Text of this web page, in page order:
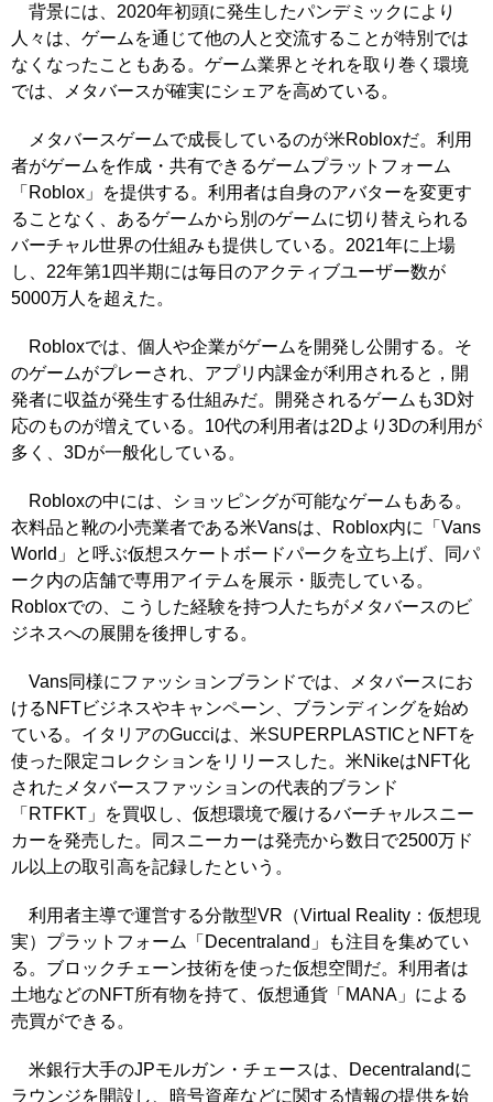
背景には、2020年初頭に発生したパンデミックにより
人々は、ゲームを通じて他の人と交流することが特別では
なくなったこともある。ゲーム業界とそれを取り巻く環境
では、メタバースが確実にシェアを高めている。
メタバースゲームで成長しているのが米Robloxだ。利用
者がゲームを作成・共有できるゲームプラットフォーム
「Roblox」を提供する。利用者は自身のアバターを変更す
ることなく、あるゲームから別のゲームに切り替えられる
バーチャル世界の仕組みも提供している。2021年に上場
し、22年第1四半期には毎日のアクティブユーザー数が
5000万人を超えた。
Robloxでは、個人や企業がゲームを開発し公開する。そ
のゲームがプレーされ、アプリ内課金が利用されると，開
発者に収益が発生する仕組みだ。開発されるゲームも3D対
応のものが増えている。10代の利用者は2Dより3Dの利用が
多く、3Dが一般化している。
Robloxの中には、ショッピングが可能なゲームもある。
衣料品と靴の小売業者である米Vansは、Roblox内に「Vans
World」と呼ぶ仮想スケートボードパークを立ち上げ、同パ
ーク内の店舗で専用アイテムを展示・販売している。
Robloxでの、こうした経験を持つ人たちがメタバースのビ
ジネスへの展開を後押しする。
Vans同様にファッションブランドでは、メタバースにお
けるNFTビジネスやキャンペーン、ブランディングを始め
ている。イタリアのGucciは、米SUPERPLASTICとNFTを
使った限定コレクションをリリースした。米NikeはNFT化
されたメタバースファッションの代表的ブランド
「RTFKT」を買収し、仮想環境で履けるバーチャルスニー
カーを発売した。同スニーカーは発売から数日で2500万ド
ル以上の取引高を記録したという。
利用者主導で運営する分散型VR（Virtual Reality：仮想現
実）プラットフォーム「Decentraland」も注目を集めてい
る。ブロックチェーン技術を使った仮想空間だ。利用者は
土地などのNFT所有物を持て、仮想通貨「MANA」による
売買ができる。
米銀行大手のJPモルガン・チェースは、Decentralandに
ラウンジを開設し、暗号資産などに関する情報の提供を始